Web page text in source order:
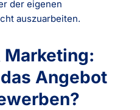
der eigenen
auszuarbeiten.
Marketing:
Angebot